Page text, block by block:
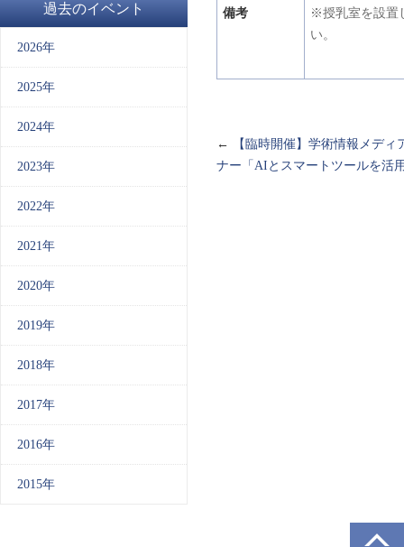
備考
※授乳室を設置
い。
←
【臨時開催】学術情報メデ
ナー「AIとスマートツールを活
過去のイベント
2026年
2025年
2024年
2023年
2022年
2021年
2020年
2019年
2018年
2017年
2016年
2015年